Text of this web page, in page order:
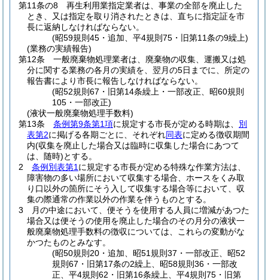
第11条の8
再生利用業指定業者は、事業の全部を廃止した
とき、又は指定を取り消されたときは、直ちに指定証を市
長に返納しなければならない。
(昭59規則45・追加、平4規則75・旧第11条の9繰上)
(業務の実績報告)
第12条
一般廃棄物処理業者は、廃棄物の収集、運搬又は処
分に関する業務の各月の実績を、翌月の5日までに、所定の
報告書により市長に報告しなければならない。
(昭52規則67・旧第14条繰上・一部改正、昭60規則
105・一部改正)
(液状一般廃棄物処理手数料)
第13条
条例第9条第1項に規定する市長が定める時期は、 別
表第2に掲げる各期ごとに、それぞれ同表に定める徴収期間
内(収集を廃止した場合又は臨時に収集した場合にあつて
は、随時)とする。
2
条例別表第1 に規定する市長が定める特殊な作業方法は、
障害物の多い場所において収集する場合、ホースをくみ取
り口以外の箇所にそう入して収集する場合等において、収
集の際通常の作業以外の作業を伴うものとする。
3
月の中途において、便そうを使用する人員に増減があつた
場合又は便そうの使用を廃止した場合のその月分の液状一
般廃棄物処理手数料の徴収については、これらの変動がな
かつたものとみなす。
(昭50規則20・追加、昭51規則37・一部改正、昭52
規則67・旧第17条の2繰上、昭58規則36・一部改
正、平4規則62・旧第16条繰上、平4規則75・旧第